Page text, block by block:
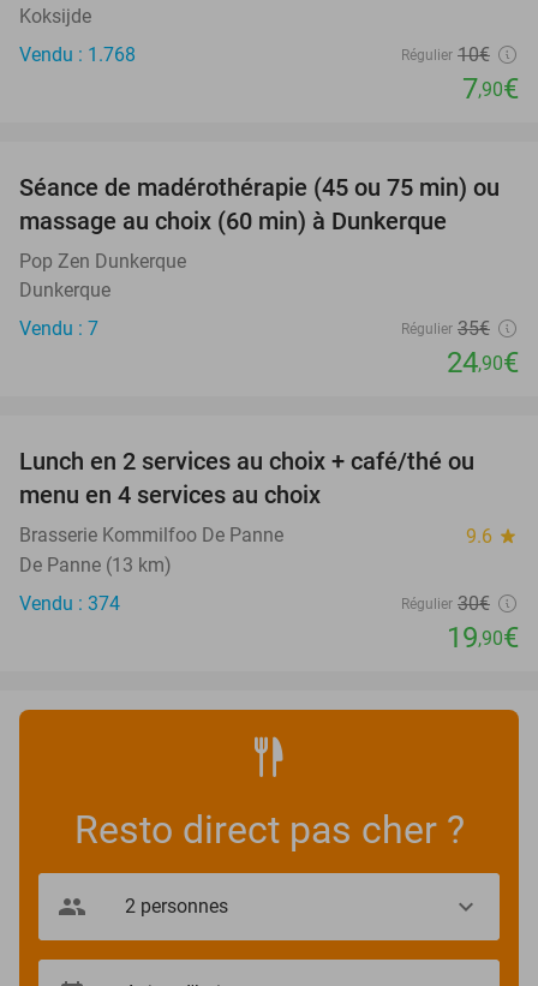
Koksijde
Vendu : 1.768
Régulier 10€
7,90€
29%
Séance de madérothérapie (45 ou 75 min) ou
massage au choix (60 min) à Dunkerque
Pop Zen Dunkerque
Dunkerque
Vendu : 7
Régulier 35€
24,90€
34%
Lunch en 2 services au choix + café/thé ou
menu en 4 services au choix
Brasserie Kommilfoo De Panne 9.6 star
De Panne (13 km)
Vendu : 374
Régulier 30€
19,90€
Resto direct pas cher ?